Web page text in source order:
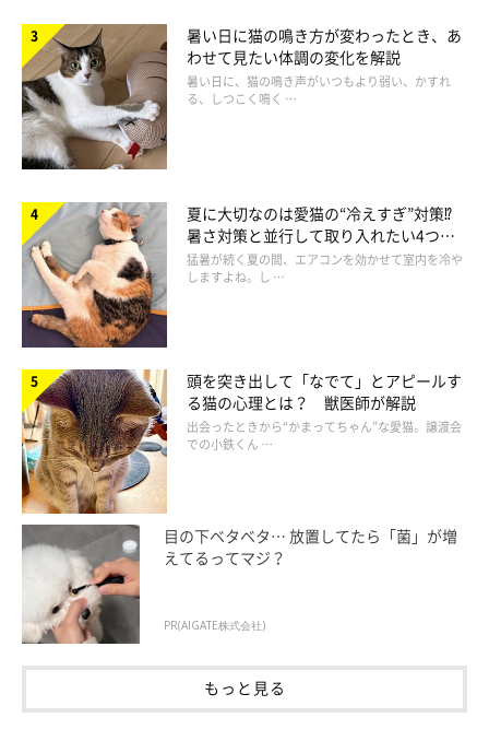
お迎えしてから4日目に、ちまきちゃんは大胆な“ヘソ天”姿で寝
ていたそうです。
ちまきちゃんのこのバンザイポーズからは、どのようなことが読
み取れるのでしょうか。
生に聞きました。
山口先生：
「猫にとってお腹は本能的に守る場所ですから、
は安心している証です。ちまきちゃんはリラックスできていたの
でしょう。
新しい環境に来たばかりでも無防備な姿を見せる猫というのは、
おおらかな気質のコに見られやすい傾向があると思います。ま
た、子猫のときに適切に社会化したコ
お迎えしたばかりの猫が安心できるように、飼い主さん
ができる準備は？
山口先生：
「お迎えしたばかりの猫が安心できるように、飼い主さんはお迎
え前に下記のような準備をしておくとよいでしょう。
暑い日に猫の鳴き方が変わったとき、あ
わせて見たい体調の変化を解説
暑い日に、猫の鳴き声がいつもより弱い、かすれ
る、しつこく鳴く …
夏に大切なのは愛猫の“冷えすぎ”対策⁉
暑さ対策と並行して取り入れたい4つの
工夫
猛暑が続く夏の間、エアコンを効かせて室内を冷や
しますよね。し …
頭を突き出して「なでて」とアピールす
る猫の心理とは？ 獣医師が解説
出会ったときから“かまってちゃん”な愛猫。譲渡会
での小鉄くん …
目の下ベタベタ… 放置してたら「菌」が増
えてるってマジ？
PR(AIGATE株式会社)
もっと見る